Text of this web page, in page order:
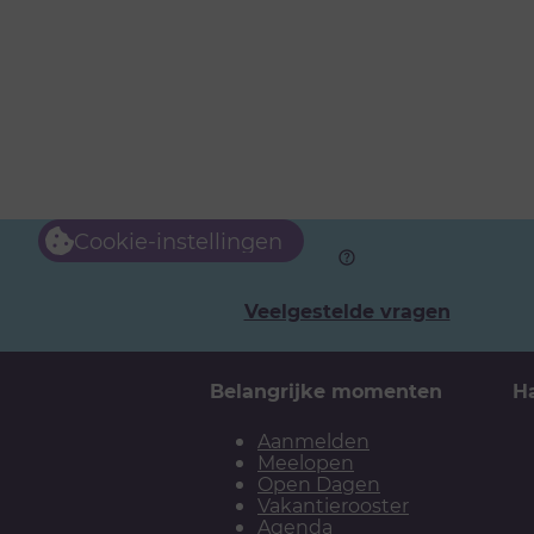
Cookie-instellingen
Veelgestelde vragen
Belangrijke momenten
Aanmelden
Meelopen
Open Dagen
Vakantierooster
Agenda